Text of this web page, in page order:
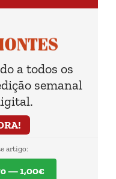
a todos os
semanal
artigo:
— 1,00€